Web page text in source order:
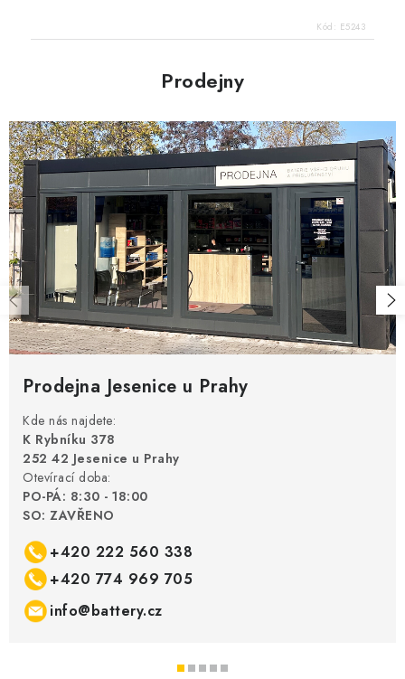
Kód: E5243
Prodejny
Prodejna Jesenice u Prahy
Kde nás najdete:
K Rybníku 378
252 42 Jesenice u Prahy
Otevírací doba:
PO-PÁ: 8:30 - 18:00
SO: ZAVŘENO
+420 222 560 338
+420 774 969 705
info@battery.cz